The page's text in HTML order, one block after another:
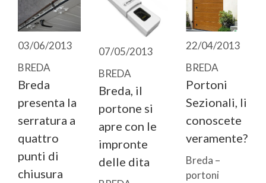
03/06/2013
BREDA
Breda
presenta la
serratura a
quattro
punti di
chiusura
07/05/2013
BREDA
Breda, il
portone si
apre con le
impronte
delle dita
22/04/2013
BREDA
Portoni
Sezionali, li
conoscete
veramente?
Breda –
portoni